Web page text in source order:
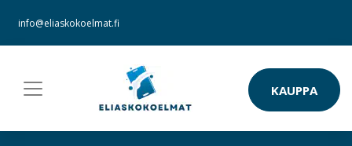
info@eliaskokoelmat.fi
KAUPPA